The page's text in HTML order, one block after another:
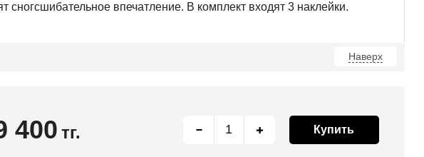
впечатление. В комплект входят 3 наклейки.
Наверх
400 тг. Купить